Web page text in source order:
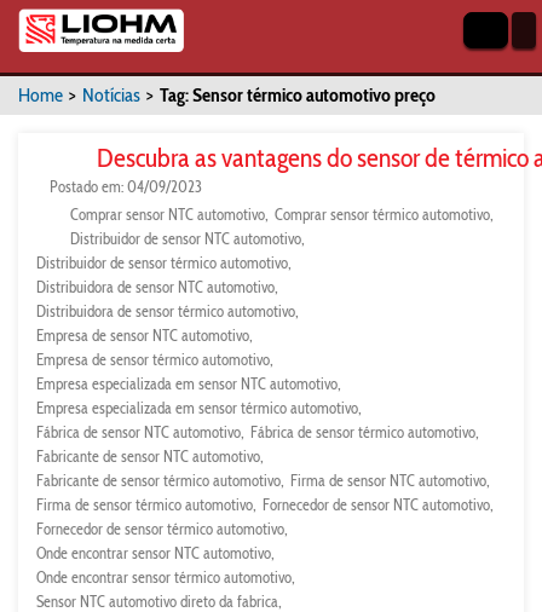
Home > Notícias > Tag: Sensor térmico automotivo preço
Descubra as vantagens do sensor de
Postado em: 04/09/2023
Comprar sensor NTC automotivo Comprar sensor térmico automotivo
Distribuidor de sensor NTC automotivo
Distribuidor de sensor térmico automotivo
Distribuidora de sensor NTC automotivo
Distribuidora de sensor térmico automotivo
Empresa de sensor NTC automotivo
Empresa de sensor térmico automotivo
Empresa especializada em sensor NTC automotivo
Empresa especializada em sensor térmico automotivo
Fábrica de sensor NTC automotivo Fábrica de sensor térmico automotivo
Fabricante de sensor NTC automotivo
Fabricante de sensor térmico automotivo Firma de sensor NTC automotivo
Firma de sensor térmico automotivo Fornecedor de sensor NTC automotivo
Fornecedor de sensor térmico automotivo
Onde encontrar sensor NTC automotivo
Onde encontrar sensor térmico automotivo
Sensor NTC automotivo direto da fabrica